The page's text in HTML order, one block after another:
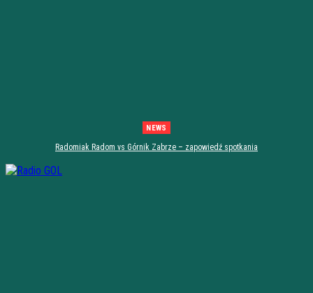
NEWS
Radomiak Radom vs Górnik Zabrze – zapowiedź spotkania